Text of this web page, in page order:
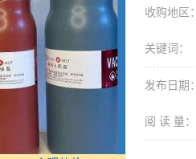
收购地区：
关键词：
发布日期：
阅 读 量：